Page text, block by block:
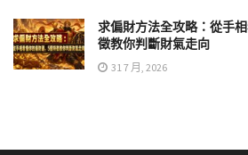
求偏財方法全攻略：從手
徵教你判斷財氣走向
31 7 月, 2026